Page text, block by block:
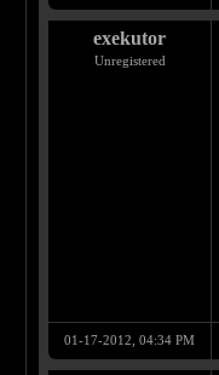
exekutor
Unregistered
01-17-2012, 04:34 PM